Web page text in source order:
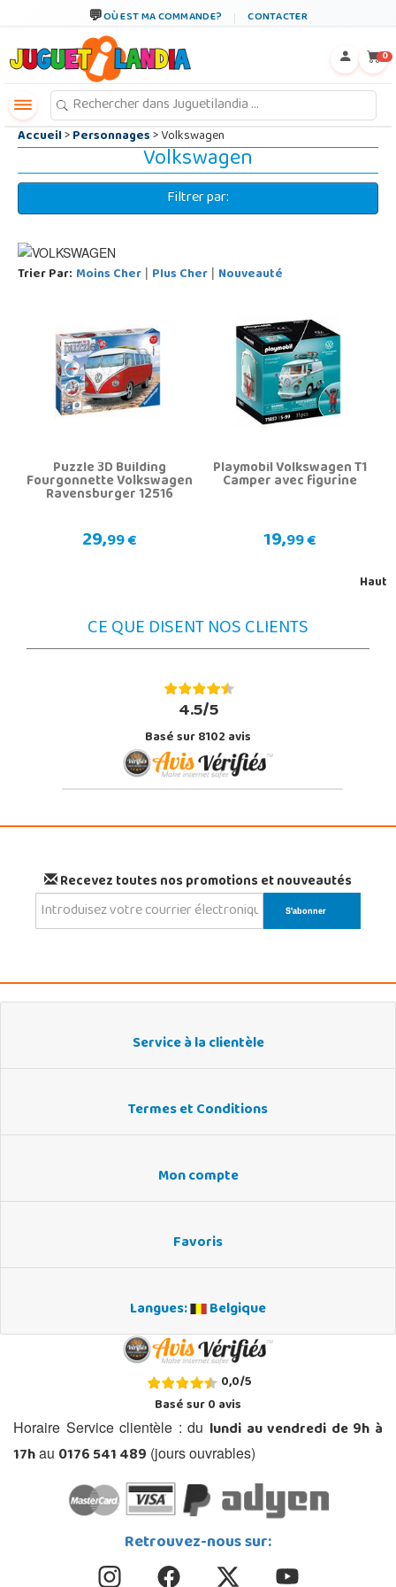
OÙ EST MA COMMANDE? CONTACTER
0
Accueil>Personnages> Volkswagen
Volkswagen
Filtrer par:
Trier Par: Moins Cher | Plus Cher | Nouveauté
Puzzle 3D Building
Fourgonnette Volkswagen
Ravensburger 12516
29,99 €
Playmobil Volkswagen T1
Camper avec figurine
19,99 €
Haut
CE QUE DISENT NOS CLIENTS
4.5/5
Basé sur 8102 avis
Recevez toutes nos promotions et nouveautés
Service à la clientèle
Termes et Conditions
Mon compte
Favoris
Langues: Belgique
0,0/5
Basé sur0avis
Horaire Service clientèle : du lundi au vendredi de 9h à
17hau 0176 541 489 (jours ouvrables)
Retrouvez-nous sur: